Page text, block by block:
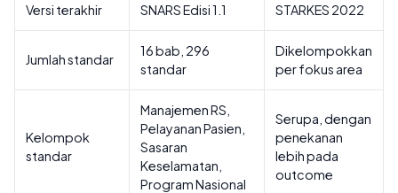
Versi terakhir SNARS Edisi 1.1 STARKES 2022
Jumlah standar
16 bab, 296
standar
Dikelompokkan
per fokus area
Kelompok
standar
Manajemen RS,
Pelayanan Pasien,
Sasaran
Keselamatan,
Program Nasional
Serupa, dengan
penekanan
lebih pada
outcome